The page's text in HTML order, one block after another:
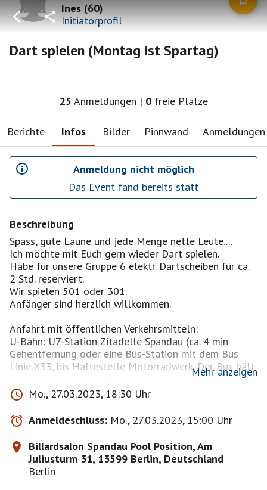
Ines(60)
Initiatorprofil
Dart spielen (Montag ist Spartag)
25 Anmeldungen | 0 freie Plätze
Berichte Infos Bilder Pinnwand Anmeldungen
Anmeldung nicht möglich
Das Event fand bereits statt
Beschreibung
Spass, gute Laune und jede Menge nette Leute....
Ich möchte mit Euch gern wieder Dart spielen.
Habe für unsere Gruppe 6 elektr. Dartscheiben für ca.
2 Std. reserviert.
Wir spielen 501 oder 301.
Anfänger sind herzlich willkommen.
Anfahrt mit öffentlichen Verkehrsmitteln:
U-Bahn: U7-Station Zitadelle Spandau (ca. 4 min
Gehentfernung oder eine Bus-Station mit dem Bus
Linie X33, bis Haltestelle Motorradwerk. Der Bus hält
Anfahrt mit dem PKW:
Verkehrsgünstig sind wir über die Berliner
Stadtautobahn BAB A100, Ausfahrt Siemensdamm zu
erreichen. Direkt vor unserer Tür verfügen wir über 25
hauseigene Kundenparkplätze.
Montag ist Spartag 5,80€ / Std. x 2 = 11,60€ : Anzahl
Mehr anzeigen
Mo., 27.03.2023, 18:30 Uhr
Anmeldeschluss: Mo., 27.03.2023, 15:00 Uhr
Billardsalon Spandau Pool Position, Am
Juliusturm 31, 13599 Berlin, Deutschland
Berlin